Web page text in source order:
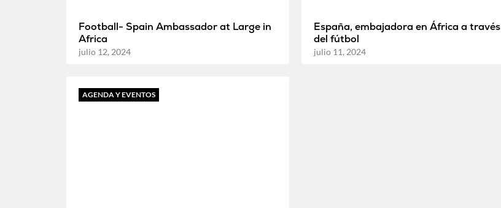
Football- Spain Ambassador at Large in
Africa
julio 12, 2024
España, embajadora en África a través
del fútbol
julio 11, 2024
AGENDA Y EVENTOS